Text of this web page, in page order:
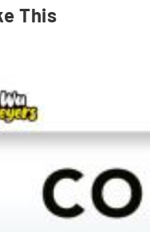
hitam di pasar ( 1,40 ~
rata
serbuk oksidasi
This